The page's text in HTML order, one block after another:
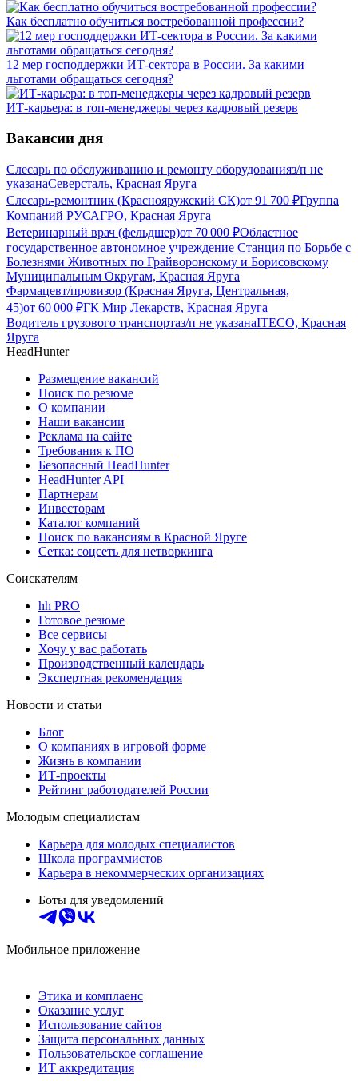
Как бесплатно обучиться востребованной профессии?
12 мер господдержки ИТ-сектора в России. За какими
льготами обращаться сегодня?
ИТ-карьера: в топ-менеджеры через кадровый резерв
Вакансии дня
Слесарь по обслуживанию и ремонту оборудованияз/п не
указанаСеверсталь, Красная Яруга
Слесарь-ремонтник (Краснояружский СК)от 91 700 ₽Группа
Компаний РУСАГРО, Красная Яруга
Ветеринарный врач (фельдшер)от 70 000 ₽Областное
государственное автономное учреждение Станция по Борьбе с
Болезнями Животных по Грайворонскому и Борисовскому
Муниципальным Округам, Красная Яруга
Фармацевт/провизор (Красная Яруга, Центральная,
45)от 60 000 ₽ГК Мир Лекарств, Красная Яруга
Водитель грузового транспортаз/п не указанаITECO, Красная
Яруга
HeadHunter
Размещение вакансий
Поиск по резюме
О компании
Наши вакансии
Реклама на сайте
Требования к ПО
Безопасный HeadHunter
HeadHunter API
Партнерам
Инвесторам
Каталог компаний
Поиск по вакансиям в Красной Яруге
Сетка: соцсеть для нетворкинга
Соискателям
hh PRO
Готовое резюме
Все сервисы
Хочу у вас работать
Производственный календарь
Экспертная рекомендация
Новости и статьи
Блог
О компаниях в игровой форме
Жизнь в компании
ИТ-проекты
Рейтинг работодателей России
Молодым специалистам
Карьера для молодых специалистов
Школа программистов
Карьера в некоммерческих организациях
Боты для уведомлений
Мобильное приложение
Этика и комплаенс
Оказание услуг
Использование сайтов
Защита персональных данных
Пользовательское соглашение
ИТ аккредитация